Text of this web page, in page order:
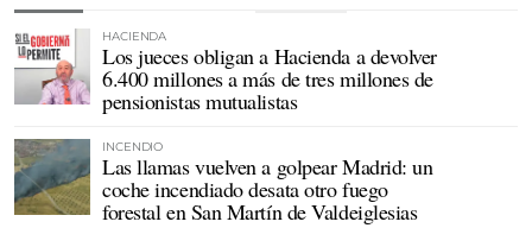
HACIENDA
Los jueces obligan a Hacienda a devolver
6.400 millones a más de tres millones de
pensionistas mutualistas
INCENDIO
Las llamas vuelven a golpear Madrid: un
coche incendiado desata otro fuego
forestal en San Martín de Valdeiglesias